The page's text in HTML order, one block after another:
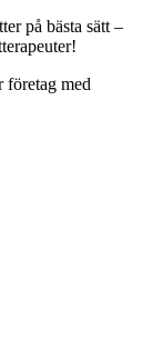
på bästa sätt –
företag med